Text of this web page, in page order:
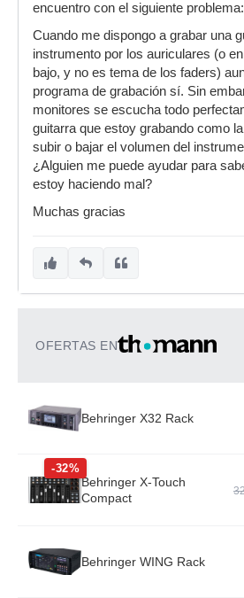
encuentro con el siguiente problema:
Cuando me dispongo a grabar una
instrumento por los auriculares (o
bajo, y no es tema de los faders)
programa de grabación sí. Sin
monitores se escucha todo
guitarra que estoy grabando como
subir o bajar el volumen del
¿Alguien me puede ayudar para
estoy haciendo mal?
Muchas gracias
OFERTAS EN
Behringer X32 Rack
-32%
Behringer X-Touch
Compact
Behringer WING Rack